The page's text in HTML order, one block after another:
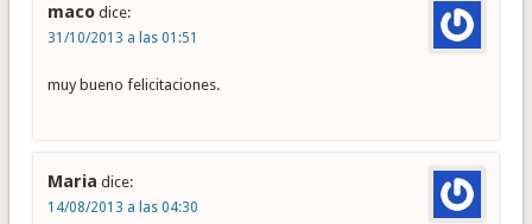
maco dice:
31/10/2013 a las 01:51
muy bueno felicitaciones.
Maria dice:
14/08/2013 a las 04:30